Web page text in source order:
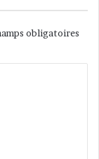
obligatoires